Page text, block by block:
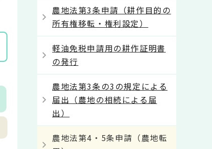
農地法第3条申請（耕作目的の
所有権移転・権利設定）
軽油免税申請用の耕作証明書
の発行
農地法第3条の3の規定による
届出（農地の相続による届
出）
農地法第4・5条申請（農地転